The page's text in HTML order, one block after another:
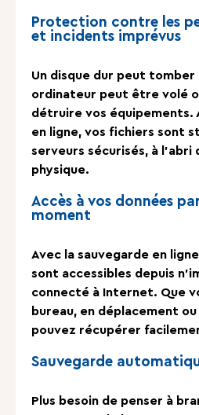
Protection contre les
et incidents imprévus
Un disque dur peut tomber
ordinateur peut être volé
détruire vos équipements.
en ligne, vos fichiers sont
serveurs sécurisés, à
physique.
Accès à vos données
moment
Avec la sauvegarde en
sont accessibles depuis
connecté à Internet. Que
bureau, en déplacement
pouvez récupérer
Sauvegarde
Plus besoin de penser à